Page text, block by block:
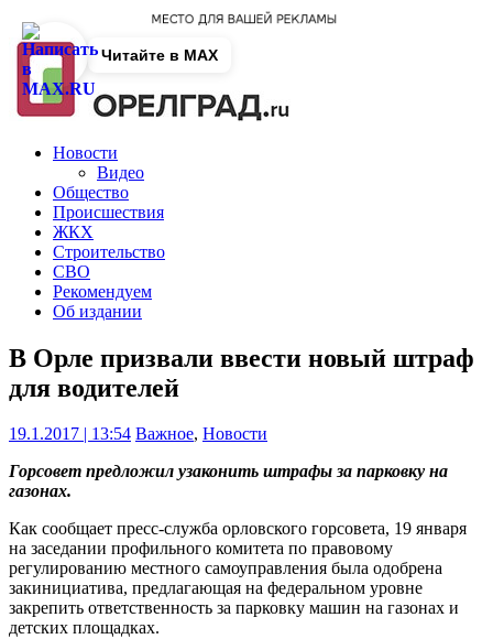
Новости
Видео
Общество
Происшествия
ЖКХ
Строительство
СВО
Рекомендуем
Об издании
В Орле призвали ввести новый штраф
для водителей
19.1.2017 | 13:54 Важное, Новости
Горсовет предложил узаконить штрафы за парковку на
газонах.
Как сообщает пресс-служба орловского горсовета, 19 января
на заседании профильного комитета по правовому
регулированию местного самоуправления была одобрена
закинициатива, предлагающая на федеральном уровне
закрепить ответственность за парковку машин на газонах и
детских площадках.
Читайте в MAX